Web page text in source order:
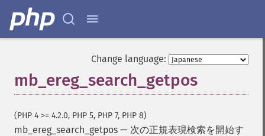
Change language:
mb_ereg_search_getpos
(PHP 4 >= 4.2.0, PHP 5, PHP 7, PHP 8)
mb_ereg_search_getpos — 次の正規表現検索を開始す